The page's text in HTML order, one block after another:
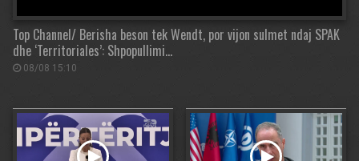
Top Channel/ Berisha beson tek Wendt, por vijon sulmet ndaj SPAK
dhe ‘Territoriales’: Shpopullimi…
08/08 15:10